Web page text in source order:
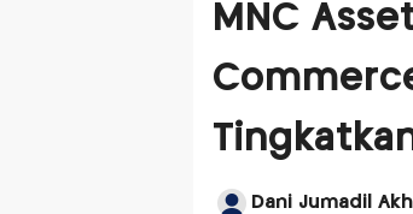
MNC
Dani Jumadil